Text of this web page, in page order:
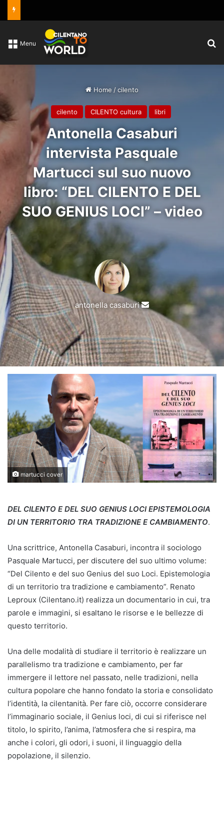
Menu
Home /cilento
cilento CILENTO cultura libri
Antonella Casaburi
intervista Pasquale
Martucci sul suo nuovo
libro: “DEL CILENTO E DEL
SUO GENIUS LOCI” – video
antonella casaburi
Invia
un'email
martucci cover
DEL CILENTO E DEL SUO GENIUS LOCI EPISTEMOLOGIA
DI UN TERRITORIO TRA TRADIZIONE E CAMBIAMENTO.
Una scrittrice, Antonella Casaburi, incontra il sociologo
Pasquale Martucci, per discutere del suo ultimo volume:
“Del Cilento e del suo Genius del suo Loci. Epistemologia
di un territorio tra tradizione e cambiamento”. Renato
Leproux (Cilentano.it) realizza un documentario in cui, tra
parole e immagini, si esaltano le risorse e le bellezze di
questo territorio.
Una delle modalità di studiare il territorio è realizzare un
parallelismo tra tradizione e cambiamento, per far
immergere il lettore nel passato, nelle tradizioni, nella
cultura popolare che hanno fondato la storia e consolidato
l’identità, la cilentanità. Per fare ciò, occorre considerare
l’immaginario sociale, il Genius loci, di cui si riferisce nel
titolo, lo spirito, l’anima, l’atmosfera che si respira, ma
anche i colori, gli odori, i suoni, il linguaggio della
popolazione, il silenzio.